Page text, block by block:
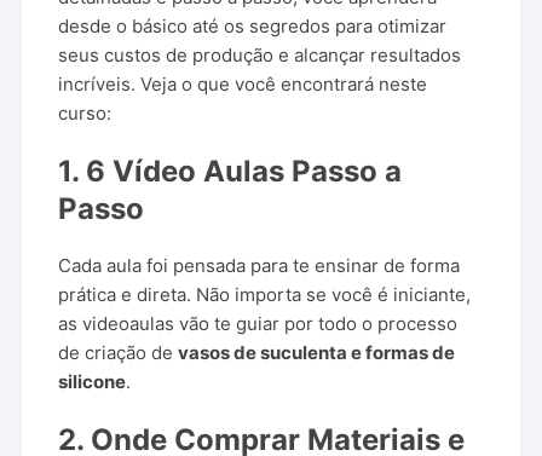
desde o básico até os segredos para otimizar
seus custos de produção e alcançar resultados
incríveis. Veja o que você encontrará neste
curso:
1. 6 Vídeo Aulas Passo a
Passo
Cada aula foi pensada para te ensinar de forma
prática e direta. Não importa se você é iniciante,
as videoaulas vão te guiar por todo o processo
de criação devasos de suculenta e formas de
silicone.
2. Onde Comprar Materiais e